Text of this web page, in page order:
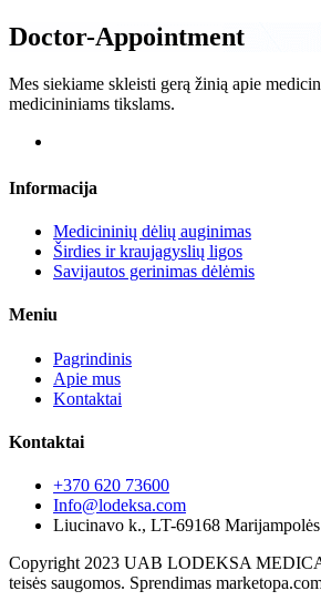
Doctor-Appointment
Mes siekiame skleisti gerą žinią apie
medicininiams tikslams.
Informacija
Medicininių dėlių auginimas
Širdies ir kraujagyslių ligos
Savijautos gerinimas dėlėmis
Meniu
Pagrindinis
Apie mus
Kontaktai
Kontaktai
+370 620 73600
Info@lodeksa.com
Liucinavo k., LT-69168 Marijampolės
Copyright 2023 UAB LODEKSA
teisės saugomos. Sprendimas